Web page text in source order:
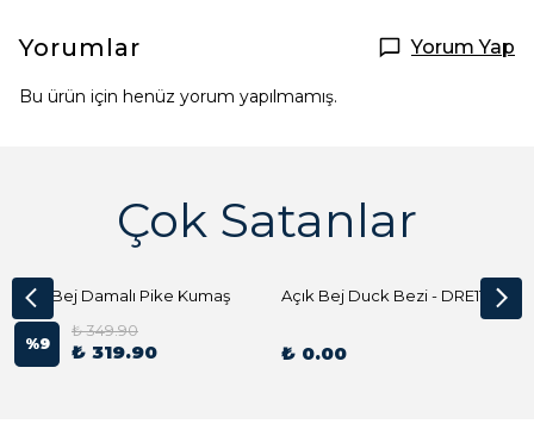
Yorumlar Yorum Yap
Bu ürün için henüz yorum yapılmamış.
Çok Satanlar
Açık Bej Damalı Pike Kumaş
%9
₺ 349.90
₺ 319.90
Açık Bej Duck Bezi - DRE1144 Kumaş Peçete
₺ 0.00